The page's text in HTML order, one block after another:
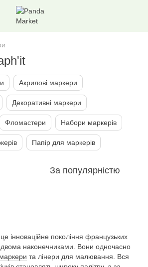
Акрилові маркери
Декоративні маркери
Фломастери Набори маркерiв
Папір для маркерів
За популярністю
інноваційне покоління французьких
двома наконечниками. Вони одночасно
та лінери для малювання. Вся